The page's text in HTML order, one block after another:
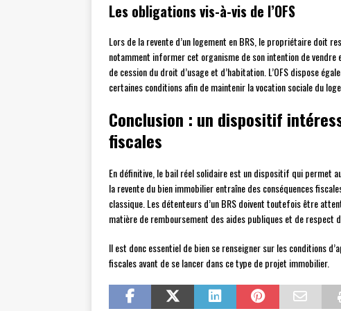
Les obligations vis-à-vis de l’OFS
Lors de la revente d’un logement en BRS, le propriétaire doit
notamment informer cet organisme de son intention de
de cession du droit d’usage et d’habitation. L’OFS dispose
certaines conditions afin de maintenir la vocation sociale du
Conclusion : un dispositif
fiscales
En définitive, le bail réel solidaire est un dispositif qui permet
la revente du bien immobilier entraîne des conséquences
classique. Les détenteurs d’un BRS doivent toutefois être
matière de remboursement des aides publiques et de respect
Il est donc essentiel de bien se renseigner sur les conditions
fiscales avant de se lancer dans ce type de projet immobilier.